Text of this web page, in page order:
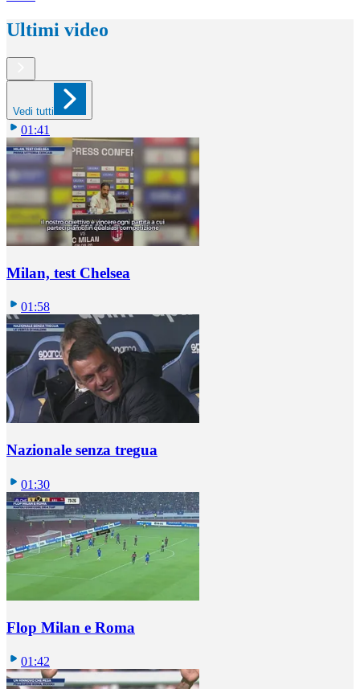
Ultimi video
Vedi tutti
01:41
Milan, test Chelsea
01:58
Nazionale senza tregua
01:30
Flop Milan e Roma
01:42